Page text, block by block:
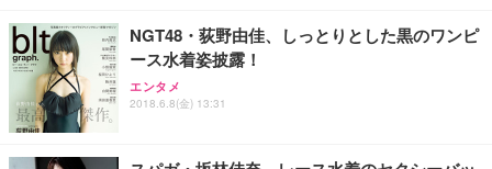
NGT48・荻野由佳、しっとりとした黒のワンピ
ース水着姿披露！
エンタメ
2018.6.8(金) 13:31